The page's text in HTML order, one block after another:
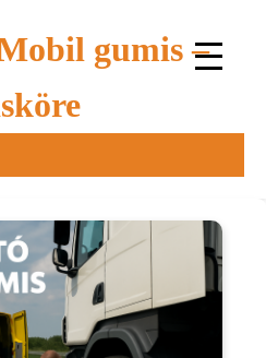
gumis –